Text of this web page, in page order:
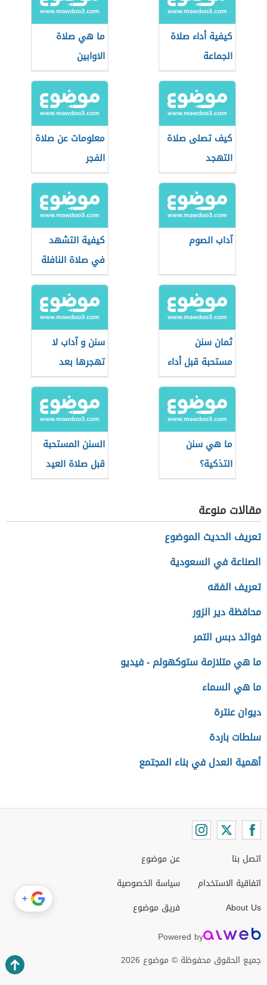
كيفية أداء صلاة
الجماعة
ما هي صلاة
الاوابين
كيف تصلى صلاة
التهجد
معلومات عن صلاة
الفجر
آداب الصوم
كيفية التشهد
في صلاة النافلة
ثمان سنن
مستحبة قبل أداء
صلاة عيد الأضحى
وبعدها
سنن و آداب لا
تهجرها بعد
انتهاء صلاة العيد
ما هي سنن
التذكية؟
السنن المستحبة
قبل صلاة العيد
مقالات منوعة
تعريف الحديث الموضوع
الصناعة في السعودية
تعريف الفقه
محافظة دير الزور
فوائد دبس التمر
ما هي متلازمة ستوكهولم - فيديو
ما هي السماء
ديوان عنترة
سلطات باردة
أهمية العدل في بناء المجتمع
اتصل بنا
اتفاقية الاستخدام
About Us
عن موضوع
سياسة الخصوصية
فريق موضوع
Powered by
جميع الحقوق محفوظة © موضوع 2026
+